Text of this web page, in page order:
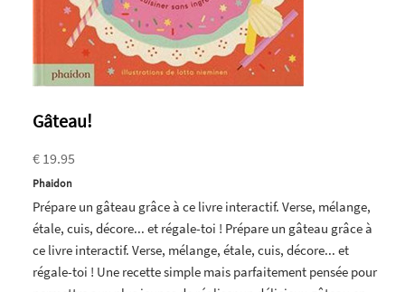
Gâteau!
€ 19.95
Phaidon
Prépare un gâteau grâce à ce livre interactif. Verse, mélange,
étale, cuis, décore... et régale-toi ! Prépare un gâteau grâce à
ce livre interactif. Verse, mélange, étale, cuis, décore... et
régale-toi ! Une recette simple mais parfaitement pensée pour